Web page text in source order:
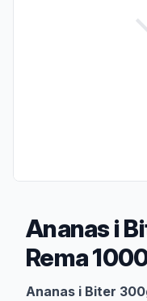
Ananas i
Rema
Ananas i Biter